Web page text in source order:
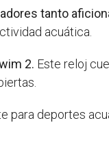
tanto
acuática.
2. Este reloj
para deportes